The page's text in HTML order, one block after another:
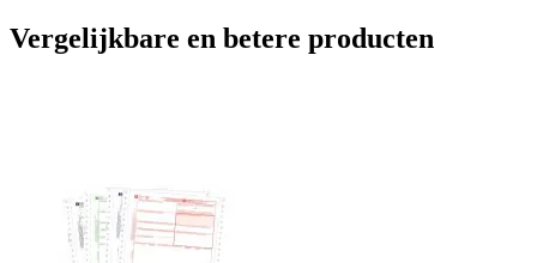
Vergelijkbare en betere producten